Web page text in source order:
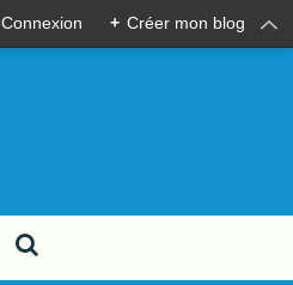
Connexion + Créer mon blog